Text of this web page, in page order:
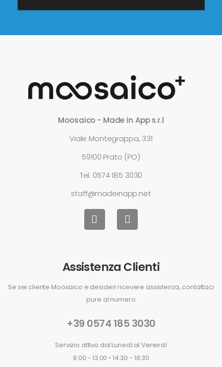
Moosaico - Made in App s.r.l
Viale Montegrappa, 331
59100 Prato (PO)
Tel. 0574 185 3030
staff@madeinapp.net
Assistenza Clienti
Se sei cliente Moosaico e desideri ricevere assistenza, contattaci
pure al numero
+39 0574 185 3030
Servizio attivo dal Lunedì al Venerdì
9:00 - 13:00 • 14:30 - 18:30